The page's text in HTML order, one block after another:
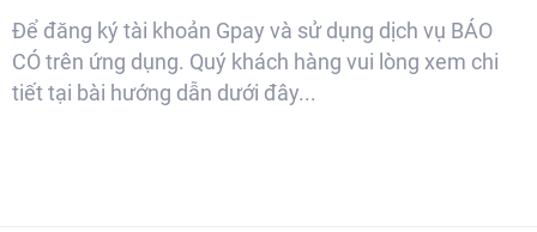
Để đăng ký tài khoản Gpay và sử dụng dịch vụ BÁO
CÓ trên ứng dụng. Quý khách hàng vui lòng xem chi
tiết tại bài hướng dẫn dưới đây...